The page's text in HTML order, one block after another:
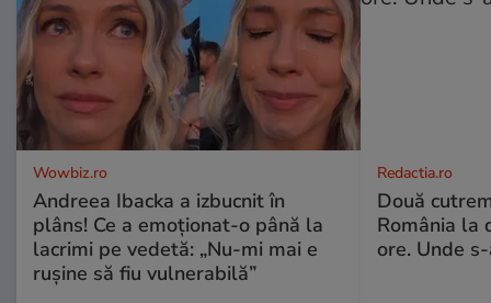
Wowbiz.ro
Andreea Ibacka a izbucnit în
plâns! Ce a emoționat-o până la
lacrimi pe vedetă: „Nu-mi mai e
rușine să fiu vulnerabilă”
Redactia.ro
Două
România la
ore. Unde